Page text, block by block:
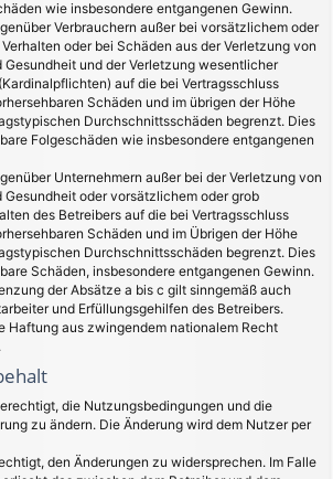
wie insbesondere entgangenen Gewinn.
Verbrauchern außer bei vorsätzlichem oder
oder bei Schäden aus der Verletzung von
Gesundheit und der Verletzung wesentlicher
auf die bei Vertragsschluss
Schäden und im übrigen der Höhe
Durchschnittsschäden begrenzt. Dies
Folgeschäden wie insbesondere entgangenen
Unternehmern außer bei der Verletzung von
Gesundheit oder vorsätzlichem oder grob
des Betreibers auf die bei Vertragsschluss
Schäden und im Übrigen der Höhe
Durchschnittsschäden begrenzt. Dies
Schäden, insbesondere entgangenen Gewinn.
der Absätze a bis c gilt sinngemäß auch
und Erfüllungsgehilfen des Betreibers.
Haftung aus zwingendem nationalem Recht
die Nutzungsbedingungen und die
zu ändern. Die Änderung wird dem Nutzer per
den Änderungen zu widersprechen. Im Falle